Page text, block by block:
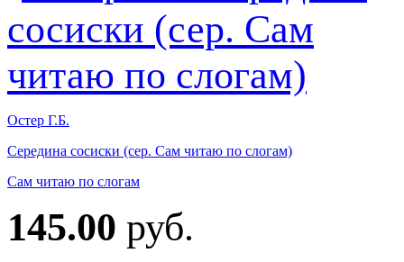
Остер Г.Б.
Середина сосиски (сер. Сам читаю по слогам)
Сам читаю по слогам
145.00 руб.